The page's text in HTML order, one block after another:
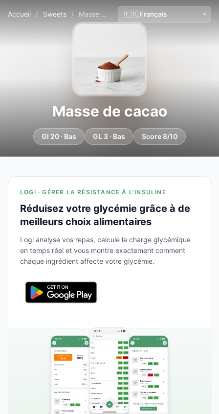
Accueil / Sweets / Masse de cacao
Masse de cacao
GI 20 · Bas GL 3 · Bas Score 8/10
LOGI · GÉRER LA RÉSISTANCE À L'INSULINE
Réduisez votre glycémie grâce à de
meilleurs choix alimentaires
Logi analyse vos repas, calcule la charge glycémique
en temps réel et vous montre exactement comment
chaque ingrédient affecte votre glycémie.